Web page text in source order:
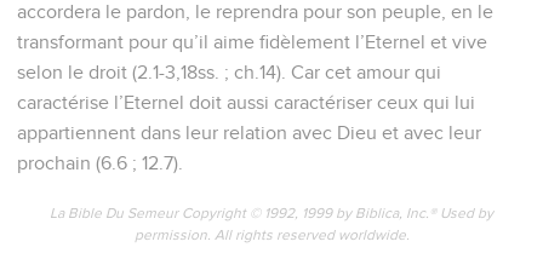
accordera le pardon, le reprendra pour son peuple, en le
transformant pour qu’il aime fidèlement l’Eternel et vive
selon le droit (2.1-3,18ss. ; ch.14). Car cet amour qui
caractérise l’Eternel doit aussi caractériser ceux qui lui
appartiennent dans leur relation avec Dieu et avec leur
prochain (6.6 ; 12.7).
La Bible Du Semeur Copyright © 1992, 1999 by Biblica, Inc.® Used by
permission. All rights reserved worldwide.